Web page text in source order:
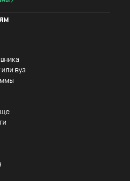
вуз